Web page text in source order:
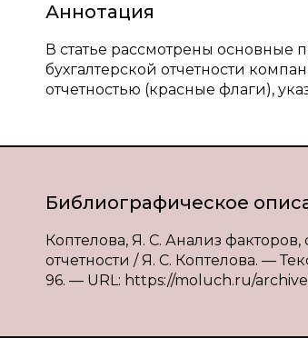
Аннотация
В статье рассмотрены
бухгалтерской отчетности
отчетностью (красные флаги),
Библиографическое
Коптелова, Я. С. Анализ
отчетности / Я. С. Коптелова. —
96. — URL: https://moluch.ru/